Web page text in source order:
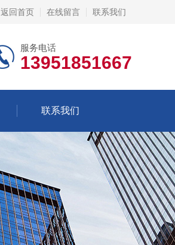
返回首页 在线留言 联系我们
服务电话
13951851667
联系我们